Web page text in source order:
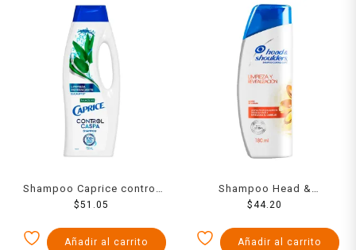
Shampoo Caprice control
caspa limpieza refrescante
$51.05
Añadir al carrito
Shampoo Head &
Shoulders Limpieza y
argán control caspa 180 ml
$44.20
Añadir al carrito